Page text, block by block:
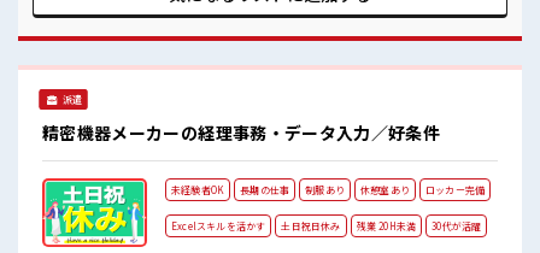
ける≫ 福利厚生が整った派遣のお仕事です！ ■職場の雰囲気
☆ 髪型にこだわりのあるアナタは必見！ 髪型自由な職場！ 休
憩室で自分タイム！ のんびりスマホチェック♪
派遣
精密機器メーカーの経理事務・データ入力／好条件
未経験者OK 長期の仕事 制服あり 休憩室あり ロッカー完備
Excelスキルを活かす 土日祝日休み 残業 20H未満 30代が活躍